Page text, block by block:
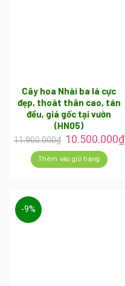
Cây hoa Nhài ba lá cực
đẹp, thoát thân cao, tán
đều, giá gốc tại vườn
(HN05)
11.900.000₫ 10.500.000₫
Thêm vào giỏ hàng
-9%